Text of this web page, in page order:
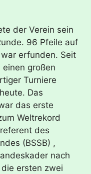
der Verein sein
96 Pfeile auf
erfunden. Seit
großen
Turniere
Das
das erste
Weltrekord
des
(BSSB) ,
nach
ersten zwei